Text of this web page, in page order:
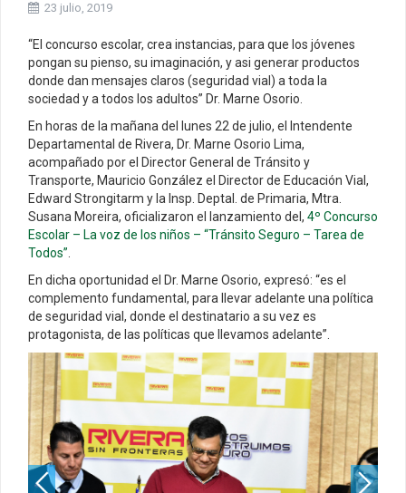
23 julio, 2019
“El concurso escolar, crea instancias, para que los jóvenes
pongan su pienso, su imaginación, y asi generar productos
donde dan mensajes claros (seguridad vial) a toda la
sociedad y a todos los adultos” Dr. Marne Osorio.
En horas de la mañana del lunes 22 de julio, el Intendente
Departamental de Rivera, Dr. Marne Osorio Lima,
acompañado por el Director General de Tránsito y
Transporte, Mauricio González el Director de Educación Vial,
Edward Strongitarm y la Insp. Deptal. de Primaria, Mtra.
Susana Moreira, oficializaron el lanzamiento del, 4º Concurso
Escolar – La voz de los niños – “Tránsito Seguro – Tarea de
Todos”.
En dicha oportunidad el Dr. Marne Osorio, expresó: “es el
complemento fundamental, para llevar adelante una política
de seguridad vial, donde el destinatario a su vez es
protagonista, de las políticas que llevamos adelante”.